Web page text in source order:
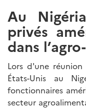
Au
privés
dans
Lors d'une
États-Unis au
fonctionnaires
secteur